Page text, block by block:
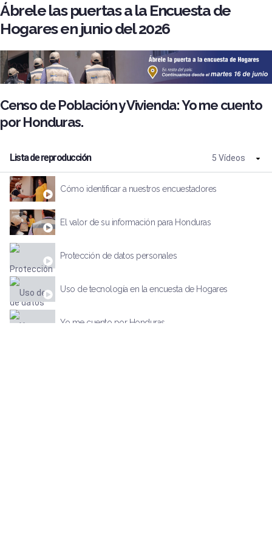
Ábrele las puertas a la Encuesta de
Hogares en junio del 2026
Censo de Población y Vivienda: Yo me cuento
por Honduras.
Lista de reproducción 5 Vídeos
Cómo identificar a nuestros encuestadores
El valor de su información para Honduras
Protección de datos personales
Uso de tecnología en la encuesta de Hogares
Yo me cuento por Honduras